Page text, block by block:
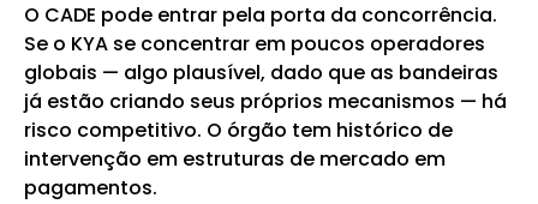
O CADE pode entrar pela porta da concorrência.
Se o KYA se concentrar em poucos operadores
globais — algo plausível, dado que as bandeiras
já estão criando seus próprios mecanismos — há
risco competitivo. O órgão tem histórico de
intervenção em estruturas de mercado em
pagamentos.